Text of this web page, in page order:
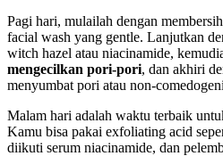
Pagi hari, mulailah dengan
facial wash yang gentle. Lanjutkan
witch hazel atau niacinamide,
mengecilkan pori-pori, dan akhiri
menyumbat pori atau non-
Malam hari adalah waktu terbaik
Kamu bisa pakai exfoliating acid
diikuti serum niacinamide, dan